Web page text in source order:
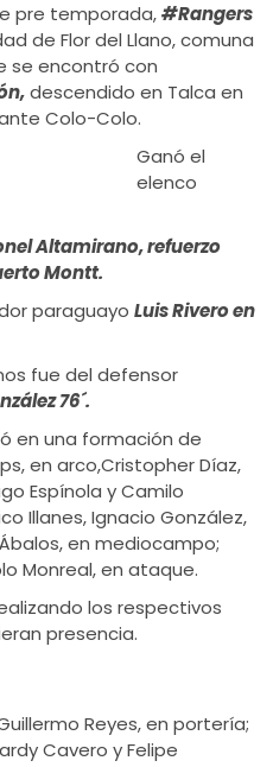
pre temporada,#Rangers
de Flor del Llano, comuna
se encontró con
descendido en Talca en
Colo-Colo.
Ganó el
elenco
Altamirano, refuerzo
Montt.
paraguayoLuis Rivero en
fue del defensor
76´.
en una formación de
en arco,Cristopher Díaz,
Espínola y Camilo
Illanes, Ignacio González,
en mediocampo;
Monreal, en ataque.
los respectivos
presencia.
Reyes, en portería;
Cavero y Felipe